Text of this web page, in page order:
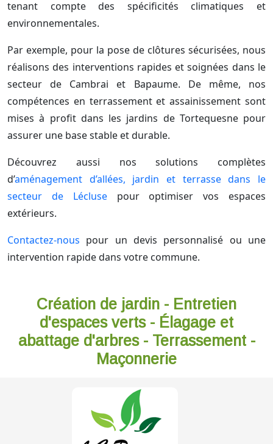
tenant compte des spécificités climatiques et
environnementales.
Par exemple, pour la pose de clôtures sécurisées, nous
réalisons des interventions rapides et soignées dans le
secteur de Cambrai et Bapaume. De même, nos
compétences en terrassement et assainissement sont
mises à profit dans les jardins de Tortequesne pour
assurer une base stable et durable.
Découvrez aussi nos solutions complètes
d’aménagement d’allées, jardin et terrasse dans le
secteur de Léclusepour optimiser vos espaces
extérieurs.
Contactez-nous pour un devis personnalisé ou une
intervention rapide dans votre commune.
Création de jardin - Entretien
d'espaces verts - Élagage et
abattage d'arbres - Terrassement -
Maçonnerie